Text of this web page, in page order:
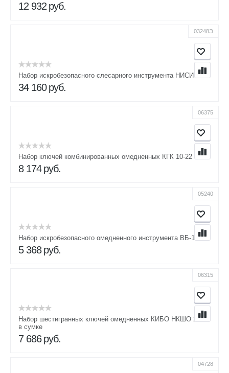
12 932 руб.
03248Э
Набор искробезопасного слесарного инструмента НИСИ
34 160 руб.
06375
Набор ключей комбинированных омедненных КГК 10-22
8 174 руб.
05240
Набор искробезопасного омедненного инструмента ВБ-1
5 368 руб.
06315
Набор шестигранных ключей омедненных КИБО НКШО 2-14
в сумке
7 686 руб.
04728